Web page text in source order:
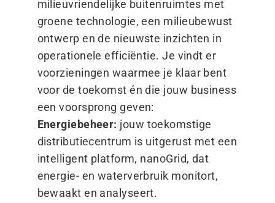
milieuvriendelijke buitenruimtes met
groene technologie, een milieubewust
ontwerp en de nieuwste inzichten in
operationele efficiëntie. Je vindt er
voorzieningen waarmee je klaar bent
voor de toekomst én die jouw business
een voorsprong geven:
Energiebeheer: jouw toekomstige
distributiecentrum is uitgerust met een
intelligent platform, nanoGrid, dat
energie- en waterverbruik monitort,
bewaakt en analyseert.